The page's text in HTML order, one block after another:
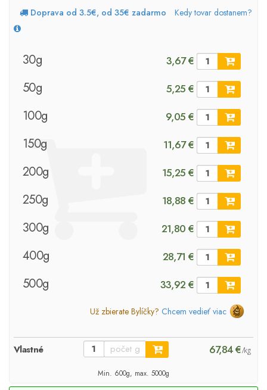
Doprava od 3.5€, od 35€ zadarmo Kedy tovar dostanem?
30g 3,67 €
50g 5,25 €
100g 9,05 €
150g 11,67 €
200g 15,25 €
250g 18,88 €
300g 21,80 €
400g 28,71 €
500g 33,92 €
Už zbierate Bylíčky? Chcem vedieť viac
Vlastné 67,84 €/kg
Min. 600g, max. 5000g